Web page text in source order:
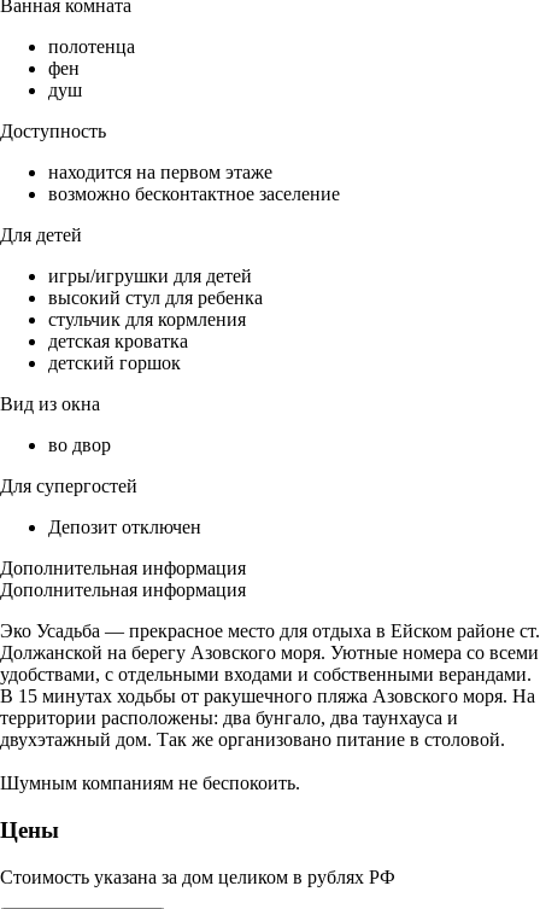
Ванная комната
полотенца
фен
душ
Доступность
находится на первом этаже
возможно бесконтактное заселение
Для детей
игры/игрушки для детей
высокий стул для ребенка
стульчик для кормления
детская кроватка
детский горшок
Вид из окна
во двор
Для супергостей
Депозит отключен
Дополнительная информация
Дополнительная информация
Эко Усадьба — прекрасное место для отдыха в Ейском районе ст.
Должанской на берегу Азовского моря. Уютные номера со всеми
удобствами, с отдельными входами и собственными верандами.
В 15 минутах ходьбы от ракушечного пляжа Азовского моря. На
территории расположены: два бунгало, два таунхауса и
двухэтажный дом. Так же организовано питание в столовой.
Шумным компаниям не беспокоить.
Цены
Стоимость указана за дом целиком в рублях РФ